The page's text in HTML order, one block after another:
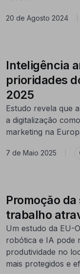
20 de Agosto 2024
Inteligência
prioridades
2025
Estudo revela que
a digitalização
marketing na
7 de Maio 2025
Promoção
trabalho
Um estudo da EU-
robótica e IA pode
produtividade no
mais protegidos e